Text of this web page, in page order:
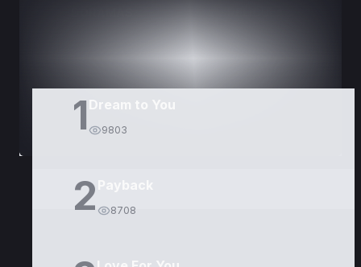
1 Dream to You
9803
2 8708